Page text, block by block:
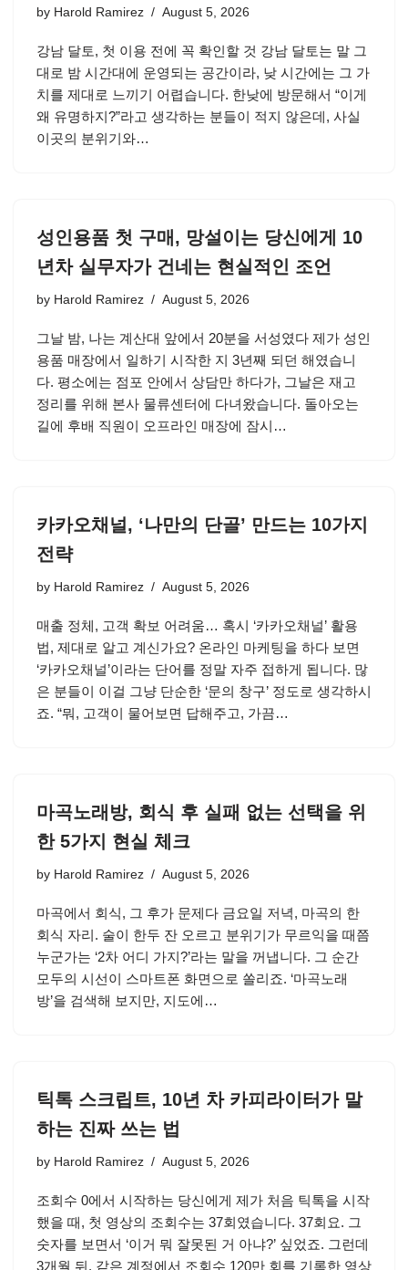
by Harold Ramirez August 5, 2026
강남 달토, 첫 이용 전에 꼭 확인할 것 강남 달토는 말 그
대로 밤 시간대에 운영되는 공간이라, 낮 시간에는 그 가
치를 제대로 느끼기 어렵습니다. 한낮에 방문해서 “이게
왜 유명하지?”라고 생각하는 분들이 적지 않은데, 사실
이곳의 분위기와…
성인용품 첫 구매, 망설이는 당신에게 10
년차 실무자가 건네는 현실적인 조언
by Harold Ramirez August 5, 2026
그날 밤, 나는 계산대 앞에서 20분을 서성였다 제가 성인
용품 매장에서 일하기 시작한 지 3년째 되던 해였습니
다. 평소에는 점포 안에서 상담만 하다가, 그날은 재고
정리를 위해 본사 물류센터에 다녀왔습니다. 돌아오는
길에 후배 직원이 오프라인 매장에 잠시…
카카오채널, ‘나만의 단골’ 만드는 10가지
전략
by Harold Ramirez August 5, 2026
매출 정체, 고객 확보 어려움… 혹시 ‘카카오채널’ 활용
법, 제대로 알고 계신가요? 온라인 마케팅을 하다 보면
‘카카오채널’이라는 단어를 정말 자주 접하게 됩니다. 많
은 분들이 이걸 그냥 단순한 ‘문의 창구’ 정도로 생각하시
죠. “뭐, 고객이 물어보면 답해주고, 가끔…
마곡노래방, 회식 후 실패 없는 선택을 위
한 5가지 현실 체크
by Harold Ramirez August 5, 2026
마곡에서 회식, 그 후가 문제다 금요일 저녁, 마곡의 한
회식 자리. 술이 한두 잔 오르고 분위기가 무르익을 때쯤
누군가는 ‘2차 어디 가지?’라는 말을 꺼냅니다. 그 순간
모두의 시선이 스마트폰 화면으로 쏠리죠. ‘마곡노래
방’을 검색해 보지만, 지도에…
틱톡 스크립트, 10년 차 카피라이터가 말
하는 진짜 쓰는 법
by Harold Ramirez August 5, 2026
조회수 0에서 시작하는 당신에게 제가 처음 틱톡을 시작
했을 때, 첫 영상의 조회수는 37회였습니다. 37회요. 그
숫자를 보면서 ‘이거 뭐 잘못된 거 아냐?’ 싶었죠. 그런데
3개월 뒤, 같은 계정에서 조회수 120만 회를 기록한 영상